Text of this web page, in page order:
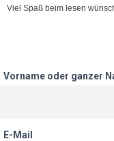
Viel Spaß beim lesen
Vorname oder ganzer
E-Mail